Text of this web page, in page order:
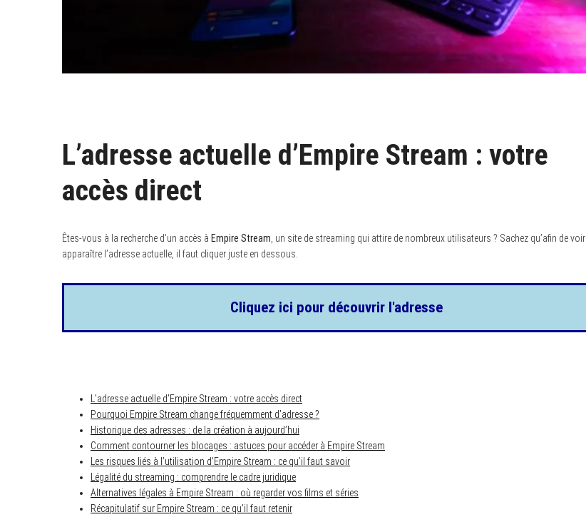
L’adresse actuelle d’Empire Stream : votre
accès direct
Êtes-vous à la recherche d’un accès à Empire Stream , un site de streaming qui attire de nombreux utilisateurs ? Sachez qu’afin de voir
apparaître l’adresse actuelle, il faut cliquer juste en dessous.
Cliquez ici pour découvrir l'adresse
L’adresse actuelle d’Empire Stream : votre accès direct
Pourquoi Empire Stream change fréquemment d’adresse ?
Historique des adresses : de la création à aujourd’hui
Comment contourner les blocages : astuces pour accéder à Empire Stream
Les risques liés à l’utilisation d’Empire Stream : ce qu’il faut savoir
Légalité du streaming : comprendre le cadre juridique
Alternatives légales à Empire Stream : où regarder vos films et séries
Récapitulatif sur Empire Stream : ce qu’il faut retenir